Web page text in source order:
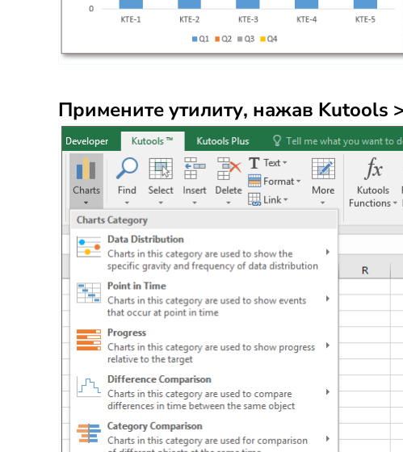
Примените утилиту, нажав Kutools